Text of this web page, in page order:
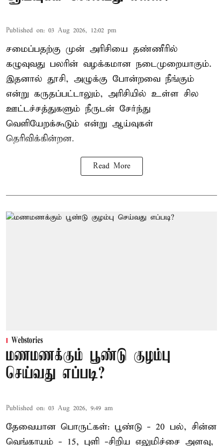
Published on: 03 Aug 2026, 12:02 pm
சமைப்பதற்கு முன் அரிசியை தண்ணீரில்
கழுவுவது பலரின் வழக்கமான நடைமுறையாகும்.
இதனால் தூசி, அழுக்கு போன்றவை நீங்கும்
என்று கருதப்பட்டாலும், அரிசியில் உள்ள சில
ஊட்டச்சத்துகளும் நீருடன் சேர்ந்து
வெளியேறக்கூடும் என்று ஆய்வுகள்
தெரிவிக்கின்றன.
Read More
Webstories
மணமணக்கும் பூண்டு குழம்பு
செய்வது எப்படி?
Published on: 03 Aug 2026, 9:49 am
தேவையான பொருட்கள்: பூண்டு - 20 பல், சின்ன
வெங்காயம் - 15, புளி -சிறிய எலுமிச்சை அளவு,